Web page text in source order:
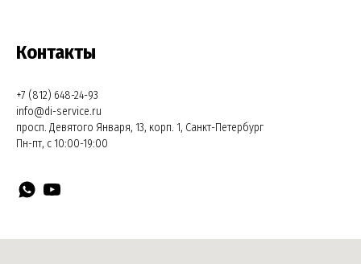
Контакты
+7 (812) 648-24-93
info@di-service.ru
просп. Девятого Января, 13, корп. 1, Санкт-Петербург
Пн-пт, с 10:00-19:00